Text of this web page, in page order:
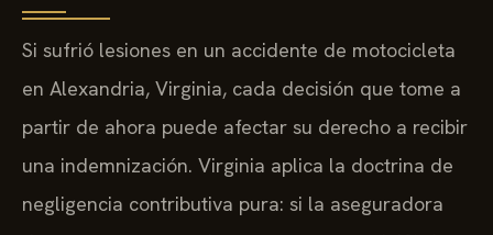
Si sufrió lesiones en un accidente de motocicleta
en Alexandria, Virginia, cada decisión que tome a
partir de ahora puede afectar su derecho a recibir
una indemnización. Virginia aplica la doctrina de
negligencia contributiva pura: si la aseguradora